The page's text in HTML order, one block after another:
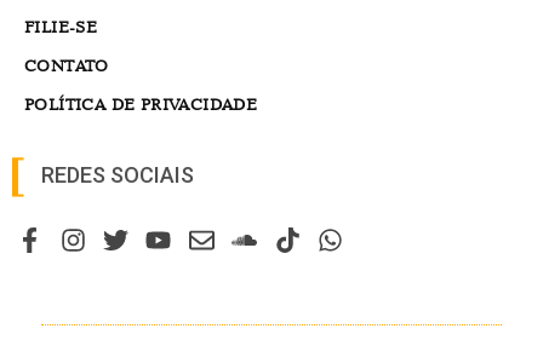
FILIE-SE
CONTATO
POLÍTICA DE PRIVACIDADE
REDES SOCIAIS